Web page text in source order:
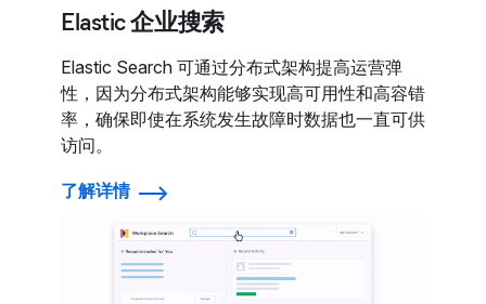
Elastic 企业搜索
Elastic Search 可通过分布式架构提高运营弹
性，因为分布式架构能够实现高可用性和高容错
率，确保即使在系统发生故障时数据也一直可供
访问。
了解详情